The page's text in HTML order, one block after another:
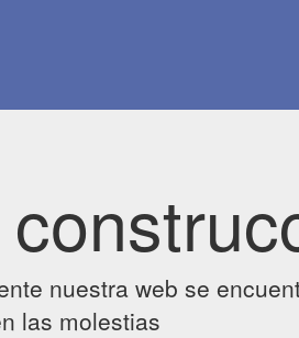
nuestra web se
las molestias